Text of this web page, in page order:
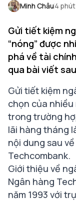
Minh Châu4
Gửi tiết kiệm
“nóng” được
phá về tài
qua bài viết
Gửi tiết kiệm
chọn của nhiều
trong trường
lãi hàng tháng
nội dung sau
Techcombank.
Giới thiệu về
Ngân hàng
năm 1993 với